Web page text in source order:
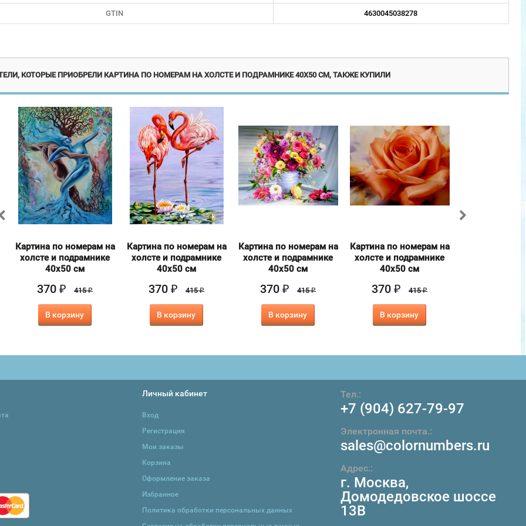
GTIN 4630045038278
КОТОРЫЕ ПРИОБРЕЛИ КАРТИНА ПО НОМЕРАМ НА ХОЛСТЕ И ПОДРАМНИКЕ 40Х50 СМ, ТАКЖЕ КУПИЛИ
Картина по номерам на
холсте и подрамнике
40х50 см
370₽ 415₽
В корзину
Картина по номерам на
холсте и подрамнике
40х50 см
370₽ 415₽
В корзину
Картина по номерам на
холсте и подрамнике
40х50 см
370₽ 415₽
В корзину
Картина по номерам на
холсте и подрамнике
40х50 см
370₽ 415₽
В корзину
Личный кабинет
Вход
Регистрация
Мои заказы
Корзина
Оформление заказа
Избранное
Политика обработки персональных данных
Тел.:
+7 (904) 627-79-97
Электронная почта.:
sales@colornumbers.ru
Адрес.:
г. Москва,
Домодедовское шоссе
13В